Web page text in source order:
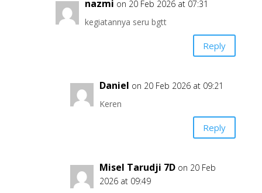
nazmi on 20 Feb 2026 at 07:31
kegiatannya seru bgtt
Reply
Daniel on 20 Feb 2026 at 09:21
Keren
Reply
Misel Tarudji 7D on 20 Feb
2026 at 09:49